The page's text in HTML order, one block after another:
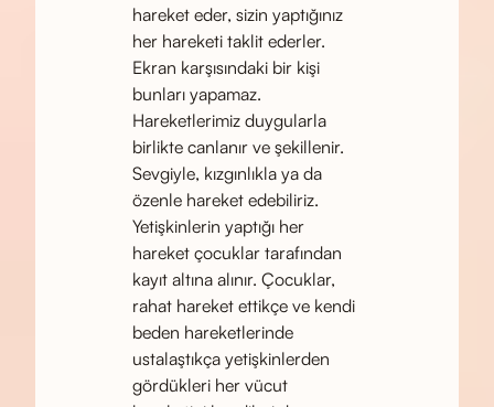
hareket eder, sizin yaptığınız
her hareketi taklit ederler.
Ekran karşısındaki bir kişi
bunları yapamaz.
Hareketlerimiz duygularla
birlikte canlanır ve şekillenir.
Sevgiyle, kızgınlıkla ya da
özenle hareket edebiliriz.
Yetişkinlerin yaptığı her
hareket çocuklar tarafından
kayıt altına alınır. Çocuklar,
rahat hareket ettikçe ve kendi
beden hareketlerinde
ustalaştıkça yetişkinlerden
gördükleri her vücut